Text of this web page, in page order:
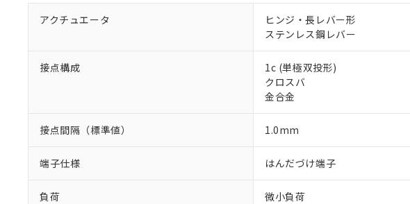
アクチュエータ
ヒンジ・長レバー形
ステンレス鋼レバー
接点構成
1c (単極双投形)
クロスバ
金合金
接点間隔（標準値） 1.0mm
端子仕様 はんだづけ端子
負荷 微小負荷